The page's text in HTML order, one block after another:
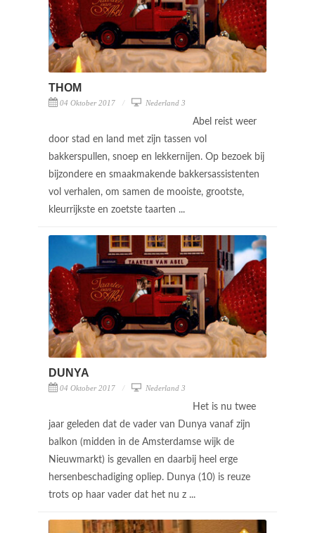
THOM
04 Oktober 2017 Nederland 3
Abel reist weer
door stad en land met zijn tassen vol
bakkerspullen, snoep en lekkernijen. Op bezoek bij
bijzondere en smaakmakende bakkersassistenten
vol verhalen, om samen de mooiste, grootste,
kleurrijkste en zoetste taarten ...
DUNYA
04 Oktober 2017 Nederland 3
Het is nu twee
jaar geleden dat de vader van Dunya vanaf zijn
balkon (midden in de Amsterdamse wijk de
Nieuwmarkt) is gevallen en daarbij heel erge
hersenbeschadiging opliep. Dunya (10) is reuze
trots op haar vader dat het nu z ...